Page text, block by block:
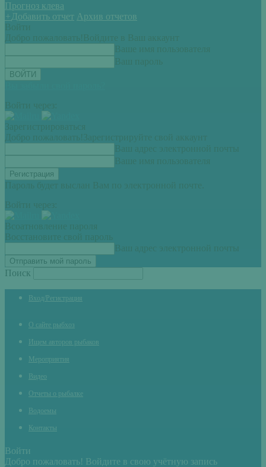
Прогноз клева
+ Добавить отчет Архив отчетов
Войти
Добро пожаловать! Войдите в Ваш аккаунт
Ваше имя пользователя
Ваш пароль
Войти через:
Зарегистрироваться
Добро пожаловать! Зарегистрируйте свой аккаунт
Ваш адрес электронной почты
Ваше имя пользователя
Пароль будет выслан Вам по электронной почте.
Войти через:
Всоатновление пароля
Восстановите свой пароль
Ваш адрес электронной почты
Поиск
Вход/Регистрация
О сайте рыбхоз
Ищем авторов рыбаков
Мероприятия
Видео
Отчеты о рыбалке
Водоемы
Контакты
Войти
Добро пожаловать! Войдите в свою учётную запись